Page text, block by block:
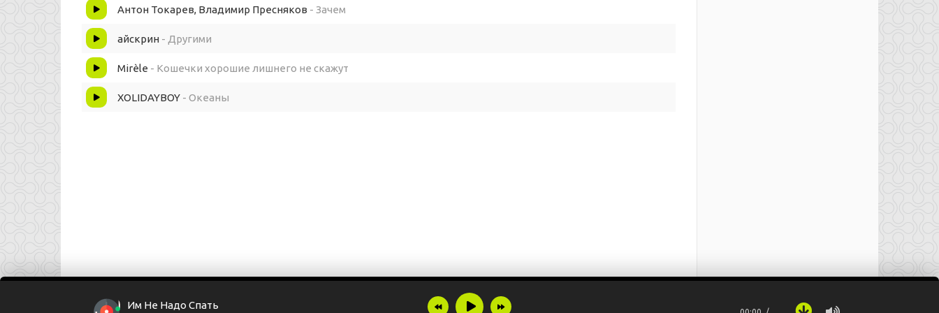
Если ... сейчас быть только вдвоём
Они сбежали с этой автопати
Отменный любовник ему не нужно колец
Антон Токарев, Владимир Пресняков - Зачем
айскрин - Другими
Mirèle - Кошечки хорошие лишнего не скажут
XOLIDAYBOY - Океаны
Им Не Надо Спать